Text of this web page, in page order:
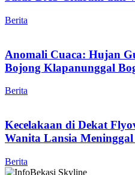
Berita
Anomali Cuaca: Hujan
Bojong Klapanunggal
Berita
Kecelakaan di Dekat
Wanita Lansia Meninggal
Berita